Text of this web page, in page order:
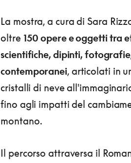
La mostra, a cura di Sara
oltre 150 opere e oggetti tra
scientifiche, dipinti,
contemporanei, articolati in
cristalli di neve
fino agli impatti del
montano.
Il percorso attraversa il